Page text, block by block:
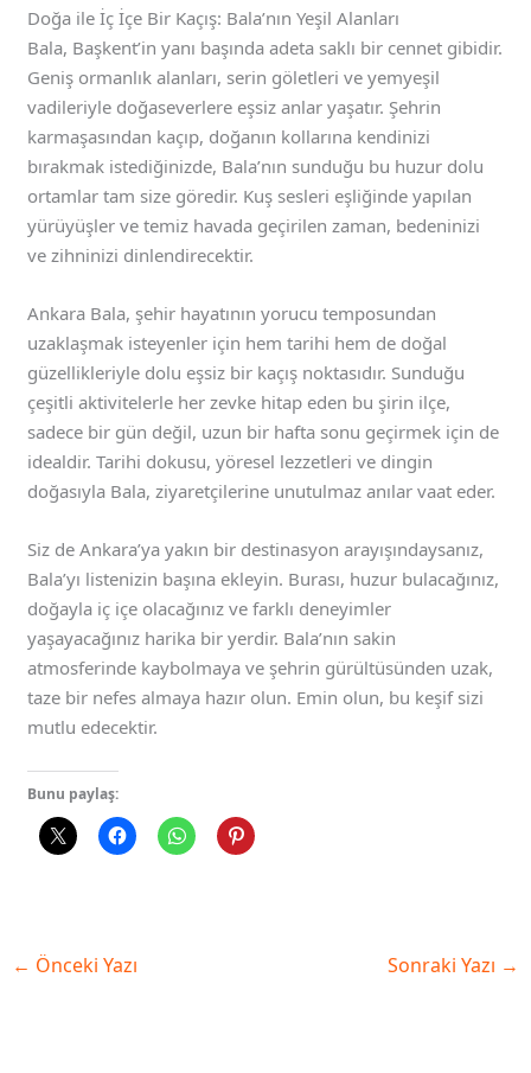
Doğa ile İç İçe Bir Kaçış: Bala’nın Yeşil Alanları
Bala, Başkent’in yanı başında adeta saklı bir cennet gibidir.
Geniş ormanlık alanları, serin göletleri ve yemyeşil
vadileriyle doğaseverlere eşsiz anlar yaşatır. Şehrin
karmaşasından kaçıp, doğanın kollarına kendinizi
bırakmak istediğinizde, Bala’nın sunduğu bu huzur dolu
ortamlar tam size göredir. Kuş sesleri eşliğinde yapılan
yürüyüşler ve temiz havada geçirilen zaman, bedeninizi
ve zihninizi dinlendirecektir.
Ankara Bala, şehir hayatının yorucu temposundan
uzaklaşmak isteyenler için hem tarihi hem de doğal
güzellikleriyle dolu eşsiz bir kaçış noktasıdır. Sunduğu
çeşitli aktivitelerle her zevke hitap eden bu şirin ilçe,
sadece bir gün değil, uzun bir hafta sonu geçirmek için de
idealdir. Tarihi dokusu, yöresel lezzetleri ve dingin
doğasıyla Bala, ziyaretçilerine unutulmaz anılar vaat eder.
Siz de Ankara’ya yakın bir destinasyon arayışındaysanız,
Bala’yı listenizin başına ekleyin. Burası, huzur bulacağınız,
doğayla iç içe olacağınız ve farklı deneyimler
yaşayacağınız harika bir yerdir. Bala’nın sakin
atmosferinde kaybolmaya ve şehrin gürültüsünden uzak,
taze bir nefes almaya hazır olun. Emin olun, bu keşif sizi
mutlu edecektir.
Bunu paylaş:
← Önceki Yazı Sonraki Yazı →